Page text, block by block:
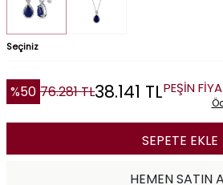
Seçiniz
%50 76.281TL38.141 TLPEŞİN
SEPETE EKLE
HEMEN SATIN